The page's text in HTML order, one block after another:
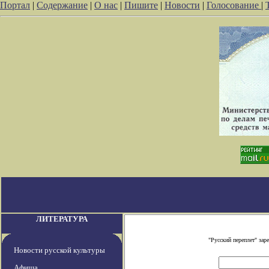
Портал | Содержание | О нас | Пишите | Новости | Голосование |
ЛИТЕРАТУРА
Новости русской культуры
"Русский переплет"